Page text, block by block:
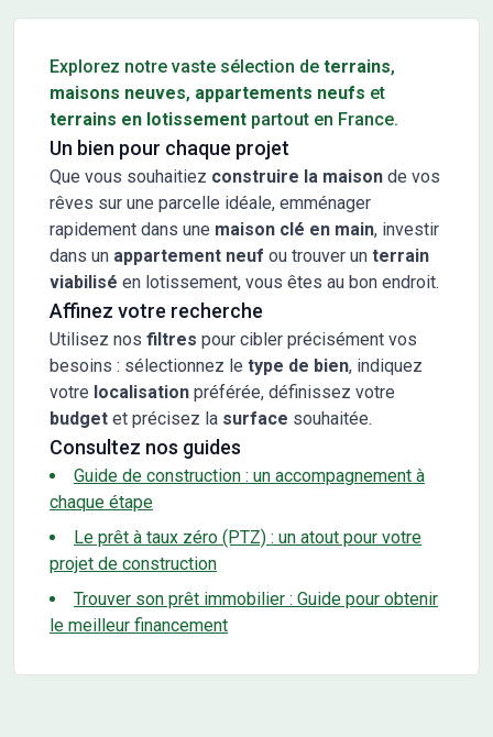
Explorez notre vaste sélection de terrains,
maisons neuves, appartements neufs et
terrains en lotissement partout en France.
Un bien pour chaque projet
Que vous souhaitiez construire la maison de vos
rêves sur une parcelle idéale, emménager
rapidement dans une maison clé en main, investir
dans un appartement neuf ou trouver un terrain
viabilisé en lotissement, vous êtes au bon endroit.
Affinez votre recherche
Utilisez nos filtres pour cibler précisément vos
besoins : sélectionnez le type de bien, indiquez
votre localisation préférée, définissez votre
budget et précisez la surface souhaitée.
Consultez nos guides
Guide de construction : un accompagnement à
chaque étape
Le prêt à taux zéro (PTZ) : un atout pour votre
projet de construction
Trouver son prêt immobilier : Guide pour obtenir
le meilleur financement